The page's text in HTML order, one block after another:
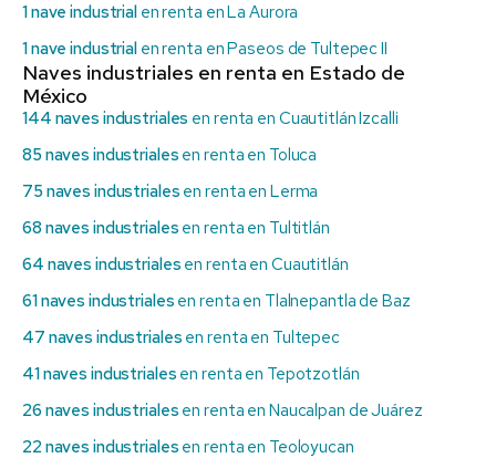
1 nave industrialen renta en La Aurora
1 nave industrialen renta en Paseos de Tultepec II
Naves industriales en renta en Estado de
México
144 naves industriales en renta en Cuautitlán Izcalli
85 naves industriales en renta en Toluca
75 naves industriales en renta en Lerma
68 naves industriales en renta en Tultitlán
64 naves industriales en renta en Cuautitlán
61 naves industriales en renta en Tlalnepantla de Baz
47 naves industriales en renta en Tultepec
41 naves industriales en renta en Tepotzotlán
26 naves industriales en renta en Naucalpan de Juárez
22 naves industriales en renta en Teoloyucan